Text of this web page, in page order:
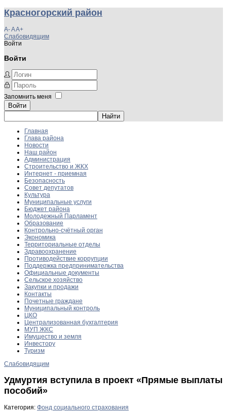
Красногорский район
A-AA+
Слабовидящим
Войти
Войти
Запомнить меня
Войти
Главная
Глава района
Новости
Наш район
Администрация
Строительство и ЖКХ
Интернет - приемная
Безопасность
Совет депутатов
Культура
Муниципальные услуги
Бюджет района
Молодежный Парламент
Образование
Контрольно-счётный орган
Экономика
Территориальные отделы
Здравоохранение
Противодействие коррупции
Поддержка предпринимательства
Официальные документы
Сельское хозяйство
Закупки и продажи
Контакты
Почетные граждане
Муниципальный контроль
ЦКО
Централизованная бухгалтерия
МУП ЖКС
Имущество и земля
Инвестору
Туризм
Слабовидящим
Удмуртия вступила в проект «Прямые выплаты
пособий»
Категория: Фонд социального страхования